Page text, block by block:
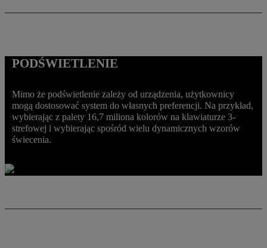
PODŚWIETLENIE
Mimo że podświetlenie zależy od urządzenia, użytkownicy
mogą dostosować system do własnych preferencji. Na przykład,
wybierając z palety 16,7 miliona kolorów na klawiaturze 3-
strefowej i wybierając spośród wielu dynamicznych wzorów
świecenia.